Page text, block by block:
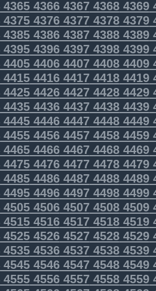
43654366436743684369
43754376437743784379
43854386438743884389
43954396439743984399
44054406440744084409
44154416441744184419
44254426442744284429
44354436443744384439
44454446444744484449
44554456445744584459
44654466446744684469
44754476447744784479
44854486448744884489
44954496449744984499
45054506450745084509
45154516451745184519
45254526452745284529
45354536453745384539
45454546454745484549
45554556455745584559